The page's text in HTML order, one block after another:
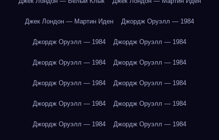
Джек Лондон — Мартин Иден Джордж Оруэлл — 1984
Джордж Оруэлл — 1984 Джордж Оруэлл — 1984
Джордж Оруэлл — 1984 Джордж Оруэлл — 1984
Джордж Оруэлл — 1984 Джордж Оруэлл — 1984
Джордж Оруэлл — 1984 Джордж Оруэлл — 1984
Джордж Оруэлл — 1984 Джордж Оруэлл — 1984